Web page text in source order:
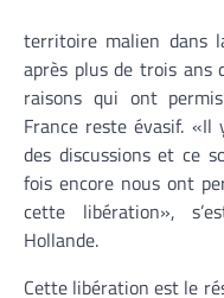
territoire malien dans
après plus de trois ans
raisons qui ont
France reste évasif.
des discussions et ce
fois encore nous ont
cette libération»,
Hollande.
Cette libération est le